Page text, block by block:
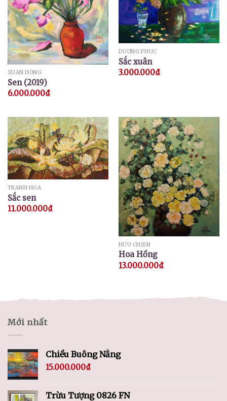
XUÂN HỒNG
Sen (2019)
6.000.000₫
DƯƠNG PHÚC
Sắc xuân
3.000.000₫
TRANH HOA
Sắc sen
11.000.000₫
HỮU CHIẾN
Hoa Hồng
13.000.000₫
Mới nhất
Chiều Buông Nắng
15.000.000₫
Trừu Tượng 0826 FN